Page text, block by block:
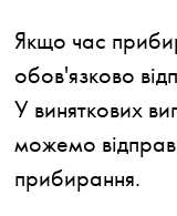
Якщо час
обов'язково
У виняткових
можемо
прибирання.